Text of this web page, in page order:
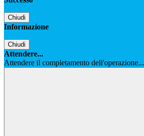
Chiudi
Informazione
Chiudi
Attendere...
Attendere il completamento dell'operazione...